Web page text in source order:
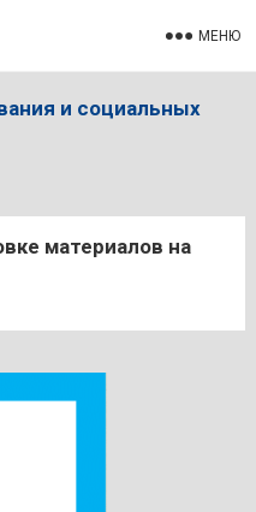
и социальных
МЕНЮ
материалов на